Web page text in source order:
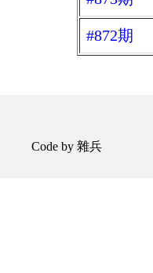
#872期
Code by 雜兵